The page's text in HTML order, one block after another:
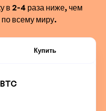
в 2-4 раза ниже, чем
всему миру.
Купить
BTC